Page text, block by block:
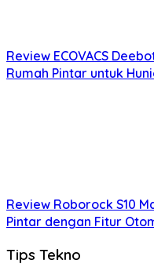
Review ECOVACS
Rumah Pintar untuk
Review Roborock S10
Pintar dengan Fitur
Tips Tekno